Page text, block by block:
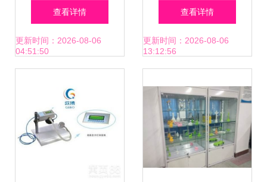
训练屏障消毒面膜
——医药教学器材
查看详情
更新时间：2026-08-06
04:51:50
齐鲁医药学院医学
影像学院
查看详情
更新时间：2026-08-06
13:12:56